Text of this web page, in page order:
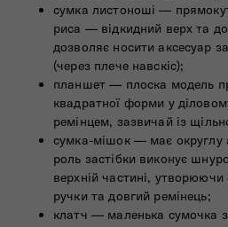
сумка листоноші —
риса — відкидний верх та
дозволяє носити аксесуар
(через плече навскіс);
планшет — плоска модель
квадратної форми у
ремінцем, зазвичай із
сумка-мішок — має округлу
роль застібки виконує
верхній частині, утворюючи
ручки та довгий ремінець;
клатч — маленька сумочка